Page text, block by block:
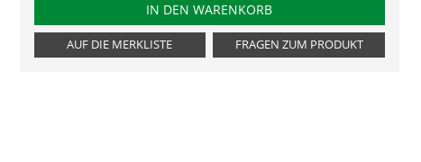
PRODUKTNUMMER GBL
IN DEN WARENKORB
AUF DIE MERKLISTE FRAGEN ZUM PRODUKT